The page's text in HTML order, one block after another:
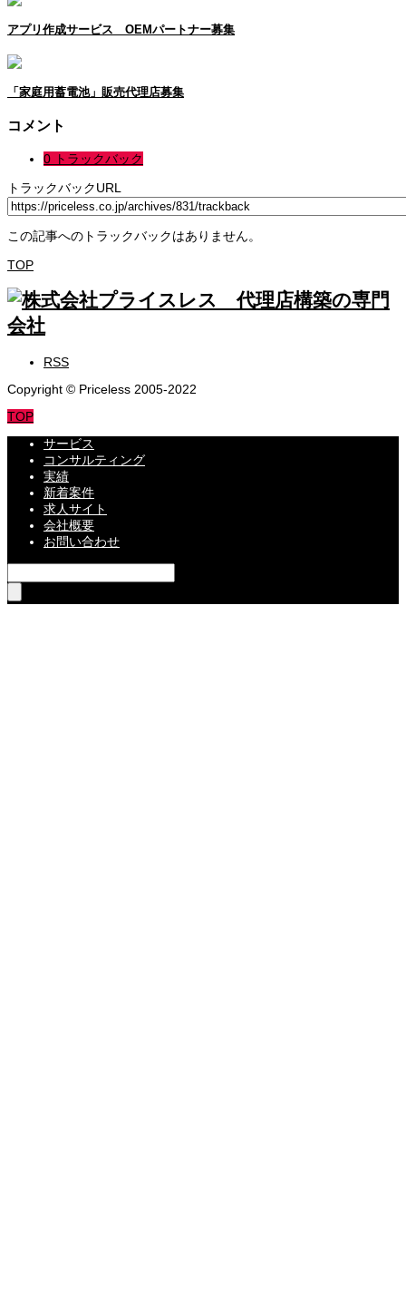
アプリ作成サービス OEMパートナー募集
「家庭用蓄電池」販売代理店募集
コメント
0 トラックバック
トラックバックURL
この記事へのトラックバックはありません。
TOP
RSS
Copyright © Priceless 2005-2022
TOP
サービス
コンサルティング
実績
新着案件
求人サイト
会社概要
お問い合わせ